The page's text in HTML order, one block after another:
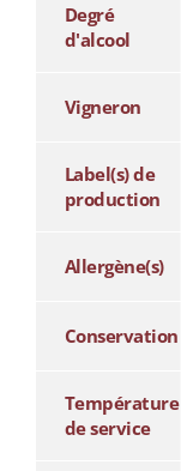
Degré
d'alcool
Vigneron
Label(s) de
production
Allergène(s)
Conservation
Température
de service